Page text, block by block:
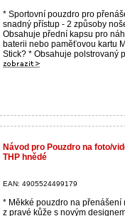
* Sportovní pouzdro pro
snadný přístup - 2 způsoby
Obsahuje přední kapsu pro
baterii nebo paměťovou kartu
Stick? * Obsahuje polstrovaný
Návod pro Pouzdro na foto/
THP hnědé
EAN: 4905524499179
* Měkké pouzdro na přenášení
z pravé kůže s novým